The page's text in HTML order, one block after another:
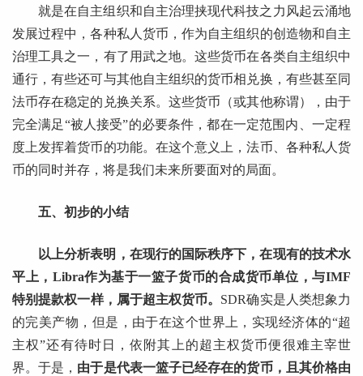
就是在自主组织和自主治理挟现代科技之力风起云涌地
发展过程中，各种私人货币，作为自主组织的创造物和自主
治理工具之一，有了用武之地。这些货币在各类自主组织中
通行，有些还可与其他自主组织的货币相兑换，有些甚至同
法币存在稳定的兑换关系。这些货币（或其他称谓），由于
完全满足“被人接受”的必要条件，都在一定范围内、一定程
度上发挥着货币的功能。在这个意义上，法币、各种私人货
币的同时并存，将是我们未来所要面对的局面。
五、初步的小结
以上分析表明，在现行的国际秩序下，在现有的技术水
平上，Libra作为基于一篮子货币的合成货币单位，与IMF
特别提款权一样，属于超主权货币。 SDR确实是人类想象力
的完美产物，但是，由于在这个世界上，实现经济体的“超
主权”还有待时日，依附其上的超主权货币便很难主宰世
界。于是， 由于是代表一篮子已经存在的货币，且其价格由